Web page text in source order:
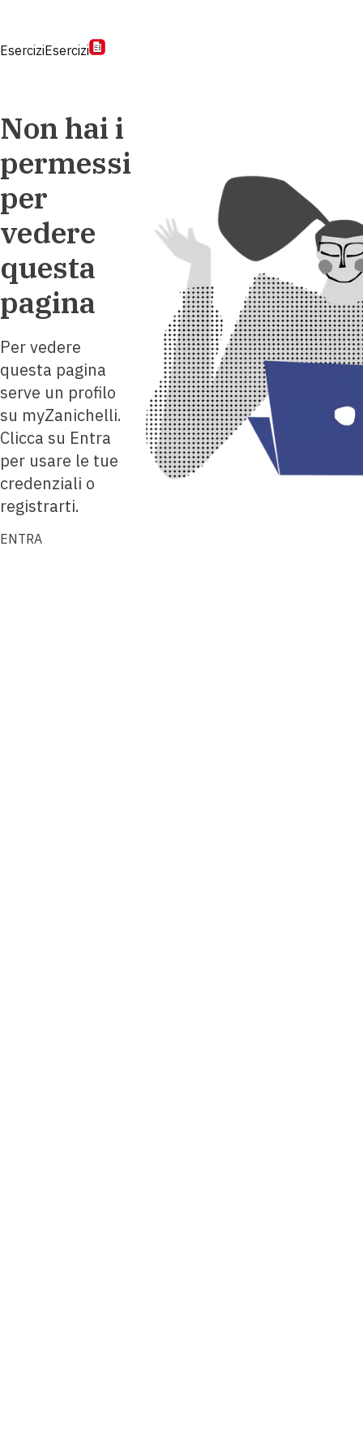
EserciziEsercizi
Non hai i
permessi
per
vedere
questa
pagina
Per vedere
questa pagina
serve un profilo
su myZanichelli.
Clicca su Entra
per usare le tue
credenziali o
registrarti.
ENTRA